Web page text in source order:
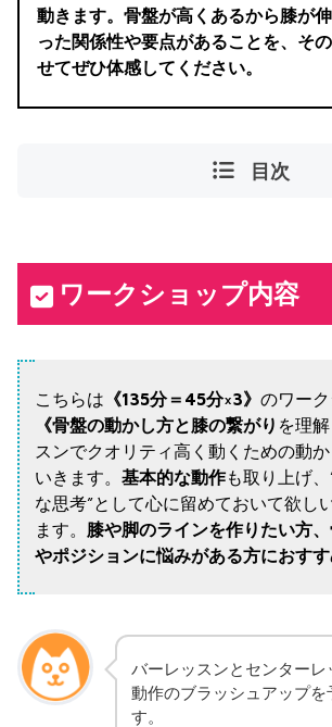
動きます。骨盤が高くあるから膝が
った関係性や要点があることを、そ
せてぜひ体感してください。
目次
ワークショップ内容
こちらは 《135分＝45分×3》 のワーク
《骨盤の動かし方と膝の繋がり を理
スンでクオリティ高く動くための動
いきます。 基本的な動作も取り上げ
な思考”として心に留めておいて欲し
ます。 膝や脚のラインを作りたい方
やポジションに悩みがある方におすす
バーレッスンとセンターレ
動作のブラッシュアップを
す。